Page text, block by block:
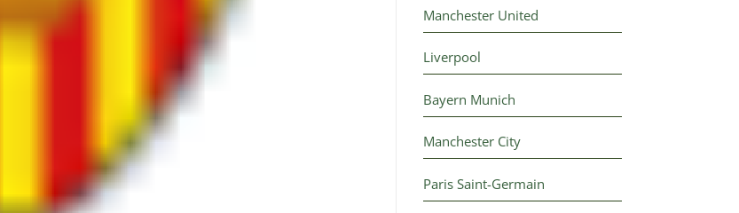
Manchester United
Liverpool
Bayern Munich
Manchester City
Paris Saint-Germain